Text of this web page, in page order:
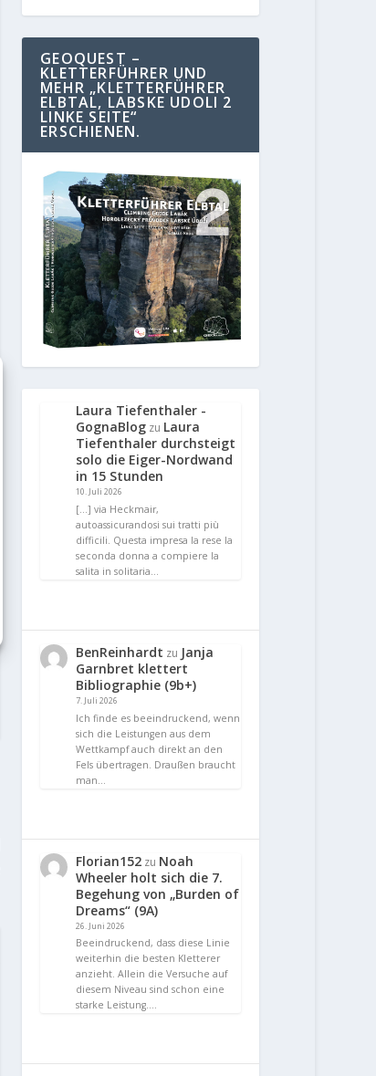
GEOQUEST –
KLETTERFÜHRER UND
MEHR „KLETTERFÜHRER
ELBTAL, LABSKE UDOLI 2
LINKE SEITE“
ERSCHIENEN.
Laura Tiefenthaler -
GognaBlog zu Laura
Tiefenthaler durchsteigt
solo die Eiger-Nordwand
in 15 Stunden
10. Juli 2026
[…] via Heckmair,
autoassicurandosi sui tratti più
difficili. Questa impresa la rese la
seconda donna a compiere la
salita in solitaria…
BenReinhardt zu Janja
Garnbret klettert
Bibliographie (9b+)
7. Juli 2026
Ich finde es beeindruckend, wenn
sich die Leistungen aus dem
Wettkampf auch direkt an den
Fels übertragen. Draußen braucht
man…
Florian152 zu Noah
Wheeler holt sich die 7.
Begehung von „Burden of
Dreams“ (9A)
26. Juni 2026
Beeindruckend, dass diese Linie
weiterhin die besten Kletterer
anzieht. Allein die Versuche auf
diesem Niveau sind schon eine
starke Leistung.…